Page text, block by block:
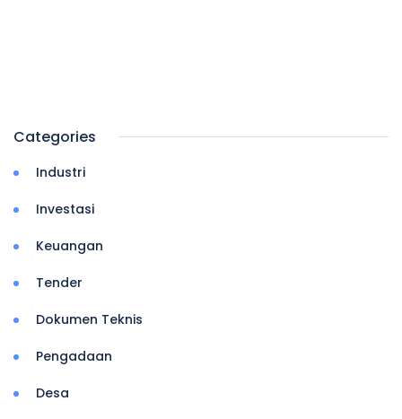
Categories
Industri
Investasi
Keuangan
Tender
Dokumen Teknis
Pengadaan
Desa